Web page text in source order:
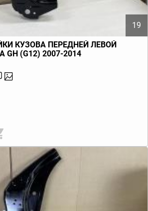
19
КУЗОВА ПЕРЕДНЕЙ ЛЕВОЙ
(G12) 2007-2014